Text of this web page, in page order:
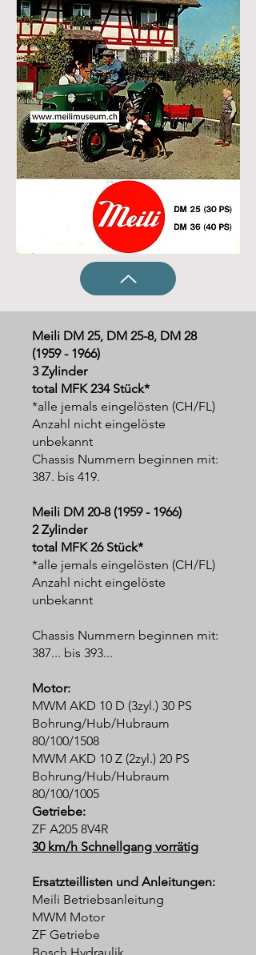
Meili DM 25, DM 25-8, DM 28
(1959 - 1966)
3 Zylinder
total MFK 234 Stück*
*alle jemals eingelösten (CH/FL)
Anzahl nicht eingelöste
unbekannt
Chassis Nummern beginnen mit:
387. bis 419.
Meili DM 20-8 (1959 - 1966)
2 Zylinder
total MFK 26 Stück*
*alle jemals eingelösten (CH/FL)
Anzahl nicht eingelöste
unbekannt
Chassis Nummern beginnen mit:
387... bis 393...
Motor:
MWM AKD 10 D (3zyl.) 30 PS
Bohrung/Hub/Hubraum
80/100/1508
MWM AKD 10 Z (2zyl.) 20 PS
Bohrung/Hub/Hubraum
80/100/1005
Getriebe:
ZF A205 8V4R
30 km/h Schnellgang vorrätig
Ersatzteillisten und Anleitungen:
Meili Betriebsanleitung
MWM Motor
ZF Getriebe